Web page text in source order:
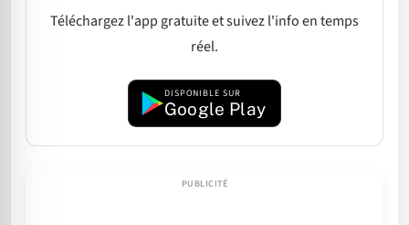
Téléchargez l'app gratuite et suivez l'info en temps
réel.
DISPONIBLE SUR
Google Play